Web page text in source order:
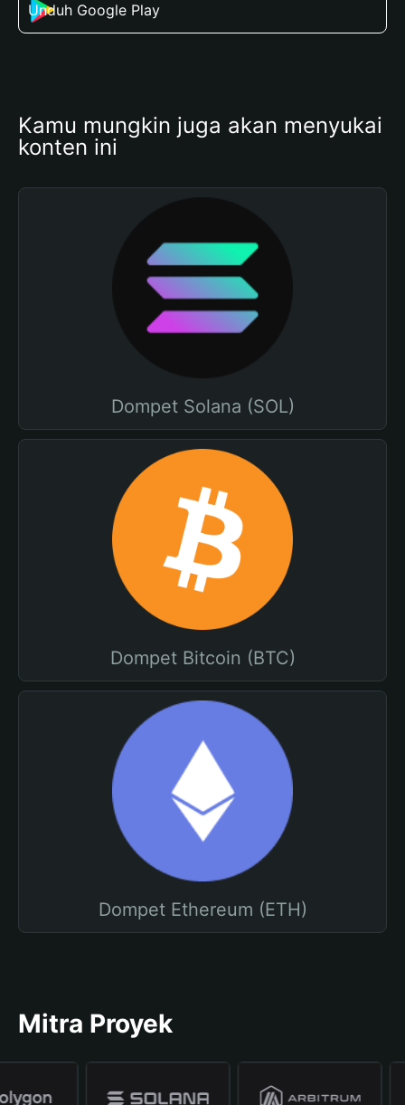
Unduh Google Play
Kamu mungkin juga akan menyukai
konten ini
Dompet Solana (SOL)
Dompet Bitcoin (BTC)
Dompet Ethereum (ETH)
Mitra Proyek